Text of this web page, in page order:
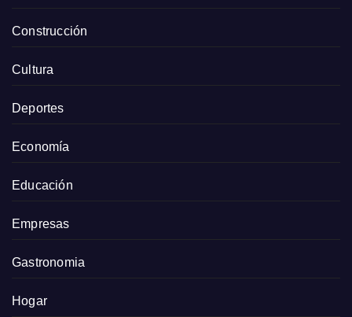
Construcción
Cultura
Deportes
Economía
Educación
Empresas
Gastronomia
Hogar